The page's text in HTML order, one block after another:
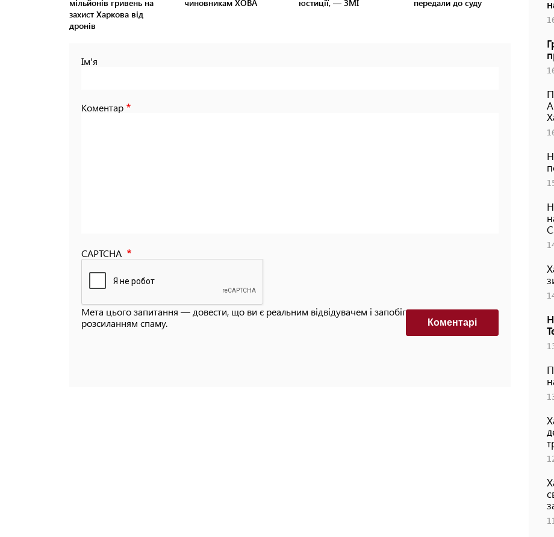
мільйонів гривень на
захист Харкова від
дронів
чиновникам ХОВА
юстиції, — ЗМІ
передали до суду
Ім'я
Коментар
CAPTCHA
Мета цього запитання — довести, що ви є реальним відвідувачем і запобігти автоматизованим
розсиланням спаму.
Коментарi